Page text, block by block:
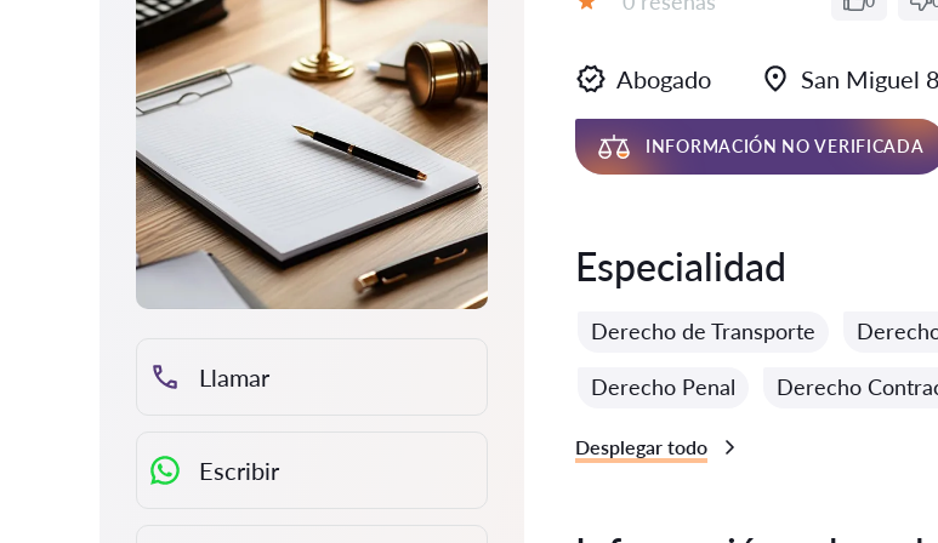
Llamar
Escribir
Abogado San Miguel
INFORMACIÓN NO VERIFICADA
Especialidad
Derecho de Transporte
Derecho Penal Derecho
Desplegar todo